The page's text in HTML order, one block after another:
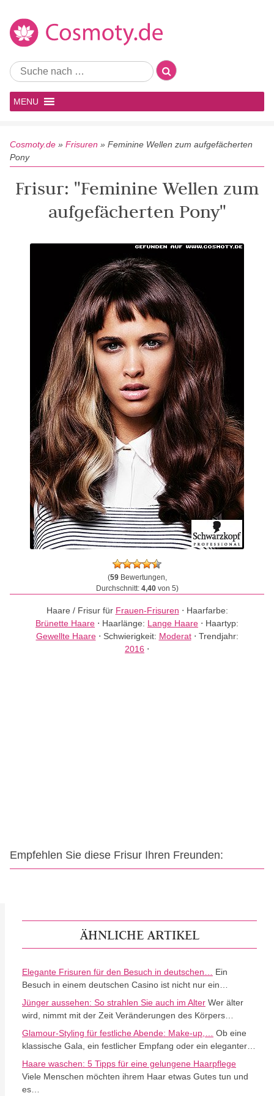
MENU
Cosmoty.de » Frisuren » Feminine Wellen zum aufgefächerten
Pony
Frisur: "Feminine Wellen zum
aufgefächerten Pony"
(59Bewertungen,
Durchschnitt: 4,40von 5)
Haare / Frisur für Frauen-Frisuren ⋅ Haarfarbe:
Brünette Haare ⋅ Haarlänge: Lange Haare ⋅ Haartyp:
Gewellte Haare⋅ Schwierigkeit: Moderat⋅ Trendjahr:
2016 ⋅
Empfehlen Sie diese Frisur Ihren Freunden:
ÄHNLICHE ARTIKEL
Elegante Frisuren für den Besuch in deutschen…
Ein
Besuch in einem deutschen Casino ist nicht nur ein…
Jünger aussehen: So strahlen Sie auch im Alter Wer älter
wird, nimmt mit der Zeit Veränderungen des Körpers…
Glamour-Styling für festliche Abende: Make-up,…
Ob eine
klassische Gala, ein festlicher Empfang oder ein eleganter…
Haare waschen: 5 Tipps für eine gelungene Haarpflege
Viele Menschen möchten ihrem Haar etwas Gutes tun und
es…